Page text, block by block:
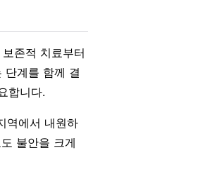
존적 치료부터
단계를 함께 결
합니다.
역에서 내원하
불안을 크게